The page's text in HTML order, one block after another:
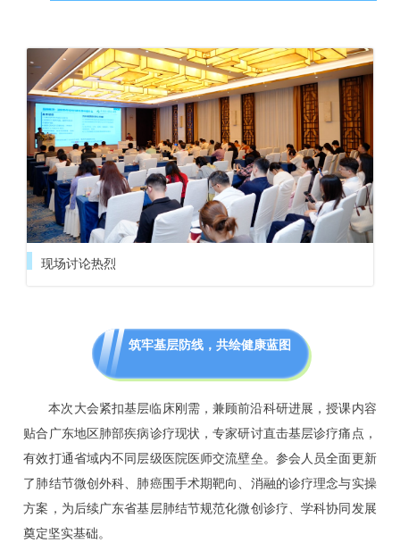
现场讨论热烈
筑牢基层防线，共绘健康蓝图
本次大会紧扣基层临床刚需，兼顾前沿科研进展，授课内容
贴合广东地区肺部疾病诊疗现状，专家研讨直击基层诊疗痛点，
有效打通省域内不同层级医院医师交流壁垒。参会人员全面更新
了肺结节微创外科、肺癌围手术期靶向、消融的诊疗理念与实操
方案，为后续广东省基层肺结节规范化微创诊疗、学科协同发展
奠定坚实基础。